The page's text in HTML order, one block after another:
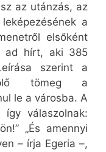
az utánzás, az
a
elsőként
ad hírt, aki 385
szerint a
tömeg a
le a városba. A
válaszolnak:
„És amennyi
– írja Egeria –,